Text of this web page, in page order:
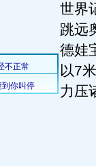
世界
跳远
德娃
以7
力压